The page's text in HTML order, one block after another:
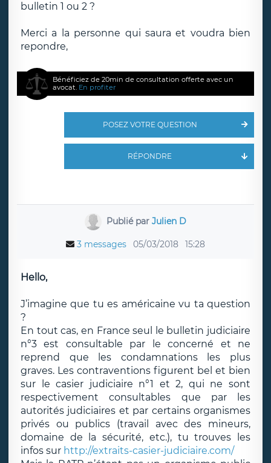
bulletin 1 ou 2 ?
Merci a la personne qui saura et voudra bien
repondre,
Bénéficiez de 20min de consultation offerte avec un
avocat. En profiter
POSEZ VOTRE QUESTION
RÉPONDRE
Publié par Julien D
3 messages 05/03/2018 15:28
Hello,
J’imagine que tu es américaine vu ta question
?
En tout cas, en France seul le bulletin judiciaire
n°3 est consultable par le concerné et ne
reprend que les condamnations les plus
graves. Les contraventions figurent bel et bien
sur le casier judiciaire n°1 et 2, qui ne sont
respectivement consultables que par les
autorités judiciaires et par certains organismes
privés ou publics (travail avec des mineurs,
domaine de la sécurité, etc.), tu trouves les
infos sur http://extraits-casier-judiciaire.com/